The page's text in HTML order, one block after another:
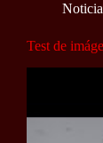
Test de